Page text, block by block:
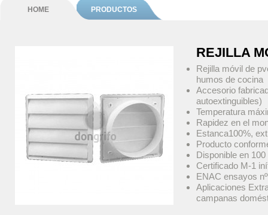
HOME PRODUCTOS
REJILLA
Rejilla móvil de
humos de cocina
Accesorio
autoextinguibles)
Temperatura
Rapidez en el
Estanca100%,
Producto
Disponible en
Certificado M-1
ENAC ensayos
Aplicaciones
campanas